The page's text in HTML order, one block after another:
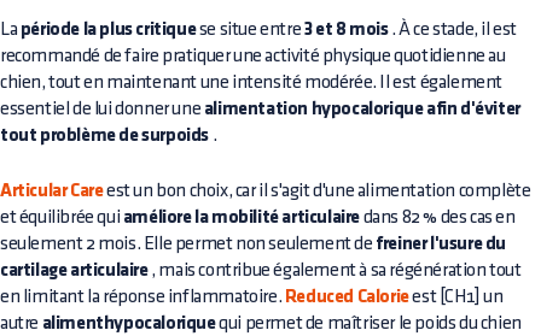
La période la plus critiquese situe entre 3 et 8 mois. À ce stade, il est
recommandé de faire pratiquer une activité physique quotidienne au
chien, tout en maintenant une intensité modérée. Il est également
essentiel de lui donner une alimentation hypocalorique afin d'éviter
tout problème de surpoids .
Articular Careest un bon choix, car il s'agit d'une alimentation complète
et équilibrée qui améliore la mobilité articulaire dans 82 % des cas en
seulement 2 mois. Elle permet non seulement de freiner l'usure du
cartilage articulaire, mais contribue également à sa régénération tout
en limitant la réponse inflammatoire. Reduced Calorieest [CH1] un
autre alimenthypocaloriquequi permet de maîtriser le poids du chien